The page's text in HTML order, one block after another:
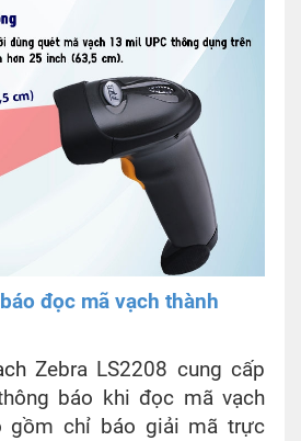
đọc mã vạch thành
Zebra LS2208 cung cấp
báo khi đọc mã vạch
gồm chỉ báo giải mã trực